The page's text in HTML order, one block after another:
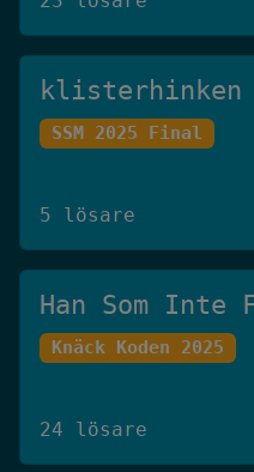
klisterhinken
SSM 2025 Final
5 lösare
Han Som Inte
Knäck Koden 2025
24 lösare